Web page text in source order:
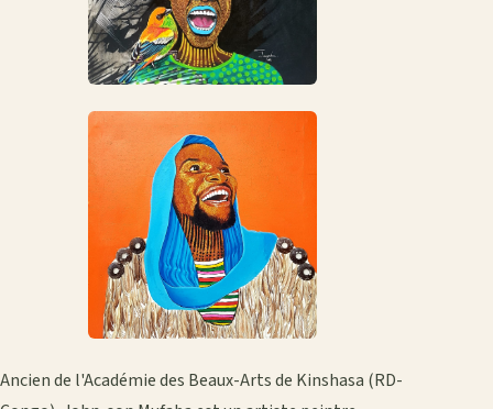
Ancien de l'Académie des Beaux-Arts de Kinshasa (RD-